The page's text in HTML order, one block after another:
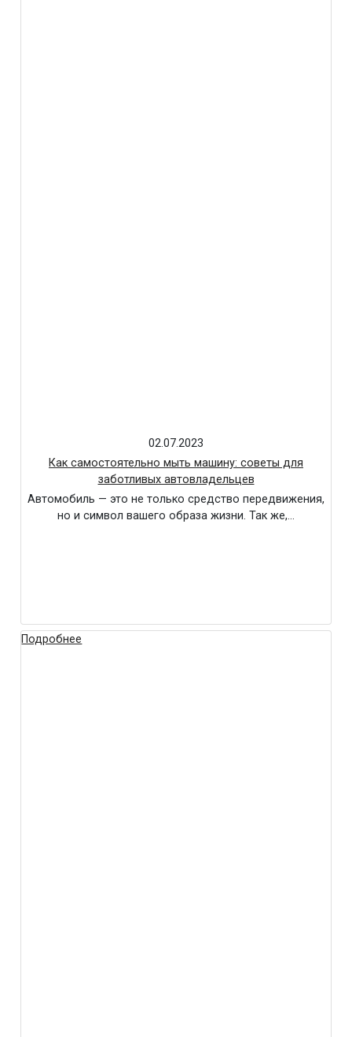
02.07.2023
Как самостоятельно мыть машину: советы для
заботливых автовладельцев
Автомобиль — это не только средство передвижения,
но и символ вашего образа жизни. Так же,…
Подробнее